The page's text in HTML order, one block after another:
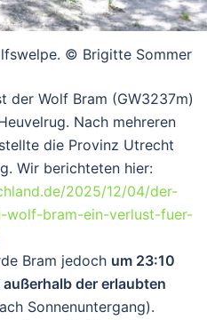
© Brigitte Sommer
der Wolf Bram (GW3237m)
Nach mehreren
die Provinz Utrecht
Wir berichteten hier:
2025/12/04/der-
wolf-bram-ein-verlust-fuer-
Bram jedoch um 23:10
der erlaubten
Sonnenuntergang).